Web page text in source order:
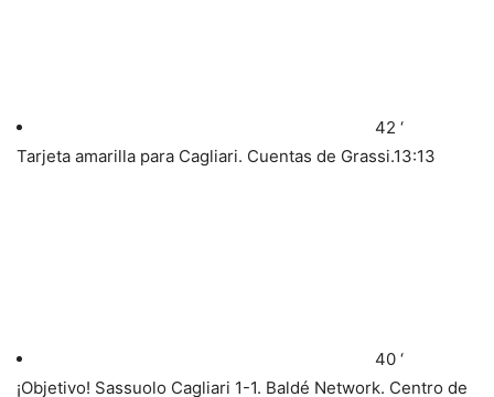
42 ‘
Tarjeta amarilla para Cagliari. Cuentas de Grassi.13:13
40 ‘
¡Objetivo! Sassuolo Cagliari 1-1. Baldé Network. Centro de